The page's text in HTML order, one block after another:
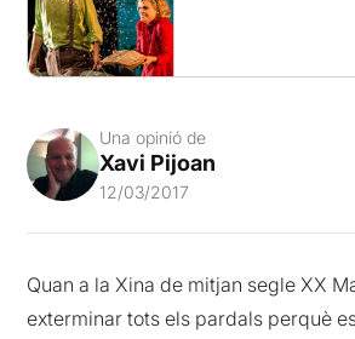
Una opinió de
Xavi Pijoan
12/03/2017
Quan a la Xina de mitjan segle XX
exterminar tots els pardals perquè